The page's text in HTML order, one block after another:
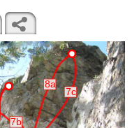
7c
8a
7b